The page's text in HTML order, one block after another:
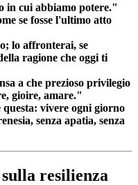
in cui abbiamo potere."
se fosse l'ultimo atto
lo affronterai, se
ragione che oggi ti
a che prezioso privilegio
gioire, amare."
vivere ogni giorno
senza apatia, senza
resilienza